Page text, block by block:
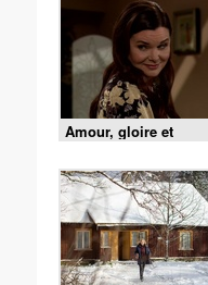
Amour, gloire et
beauté du 4 août